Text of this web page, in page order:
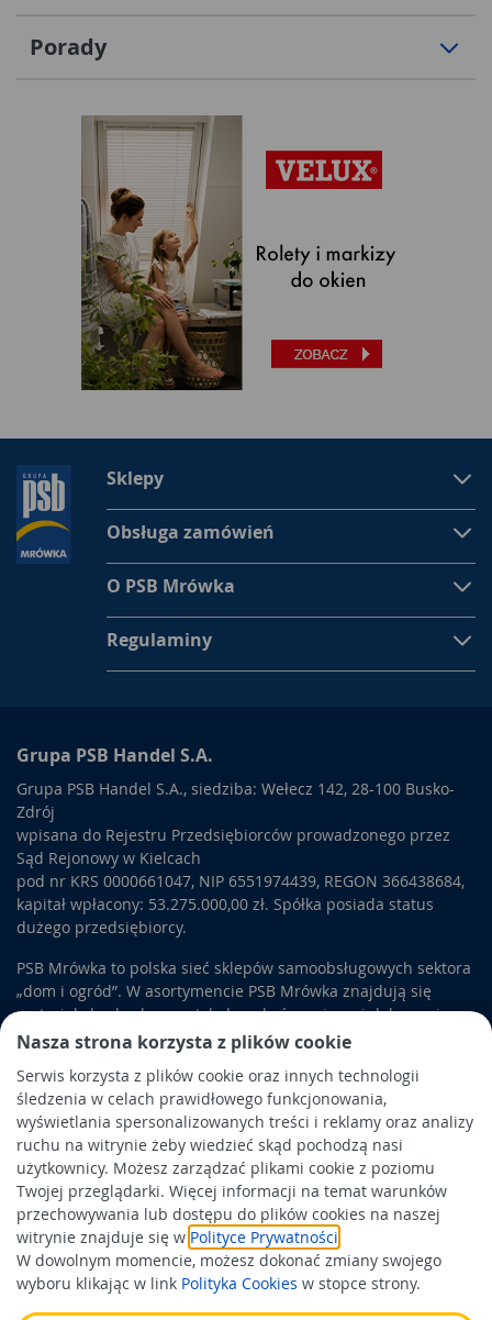
Nasza strona korzysta z plików cookie
Serwis korzysta z plików cookie oraz innych technologii
śledzenia w celach prawidłowego funkcjonowania,
wyświetlania spersonalizowanych treści i reklamy oraz analizy
ruchu na witrynie żeby wiedzieć skąd pochodzą nasi
użytkownicy. Możesz zarządzać plikami cookie z poziomu
Twojej przeglądarki. Więcej informacji na temat warunków
przechowywania lub dostępu do plików cookies na naszej
witrynie znajduje się w Polityce Prywatności
W dowolnym momencie, możesz dokonać zmiany swojego
wyboru klikając w link Polityka Cookies w stopce strony.
Porady
Sklepy
Obsługa zamówień
O PSB Mrówka
Regulaminy
Grupa PSB Handel S.A.
Grupa PSB Handel S.A., siedziba: Wełecz 142, 28-100 Busko-
Zdrój
wpisana do Rejestru Przedsiębiorców prowadzonego przez
Sąd Rejonowy w Kielcach
pod nr KRS 0000661047, NIP 6551974439, REGON 366438684,
kapitał wpłacony: 53.275.000,00 zł. Spółka posiada status
dużego przedsiębiorcy.
PSB Mrówka to polska sieć sklepów samoobsługowych sektora
„dom i ogród”. W asortymencie PSB Mrówka znajdują się
materiały budowlane, artykuły wykończeniowe i dekoracyjne,
wyposażenie łazienek i kuchni, elektronarzędzia, a także
artykuły związane z ogrodem i otoczeniem domu.
Obowiązek informacyjny
Polityka prywatności
Polityka Cookies
Odbiór zużytego sprzętu
Wspierają nas: